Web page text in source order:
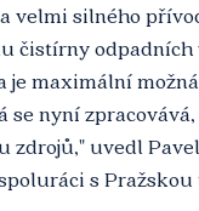
velmi silného
čistírny odpadních
je maximální
nyní zpracovává,
zdrojů," uvedl
s